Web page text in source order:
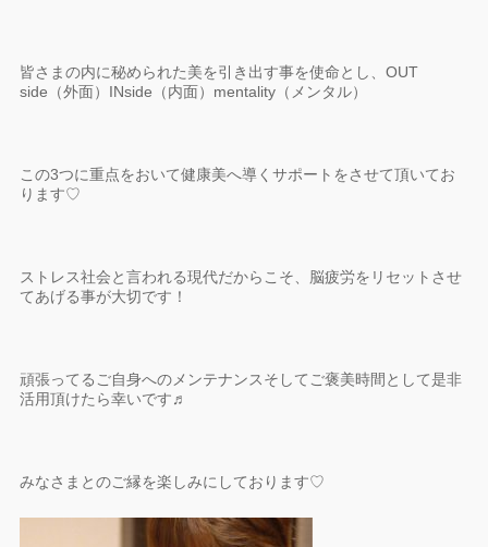
皆さまの内に秘められた美を引き出す事を使命とし、OUT
side（外面）INside（内面）mentality（メンタル）
この3つに重点をおいて健康美へ導くサポートをさせて頂いてお
ります♡
ストレス社会と言われる現代だからこそ、脳疲労をリセットさせ
てあげる事が大切です！
頑張ってるご自身へのメンテナンスそしてご褒美時間として是非
活用頂けたら幸いです♬
みなさまとのご縁を楽しみにしております♡